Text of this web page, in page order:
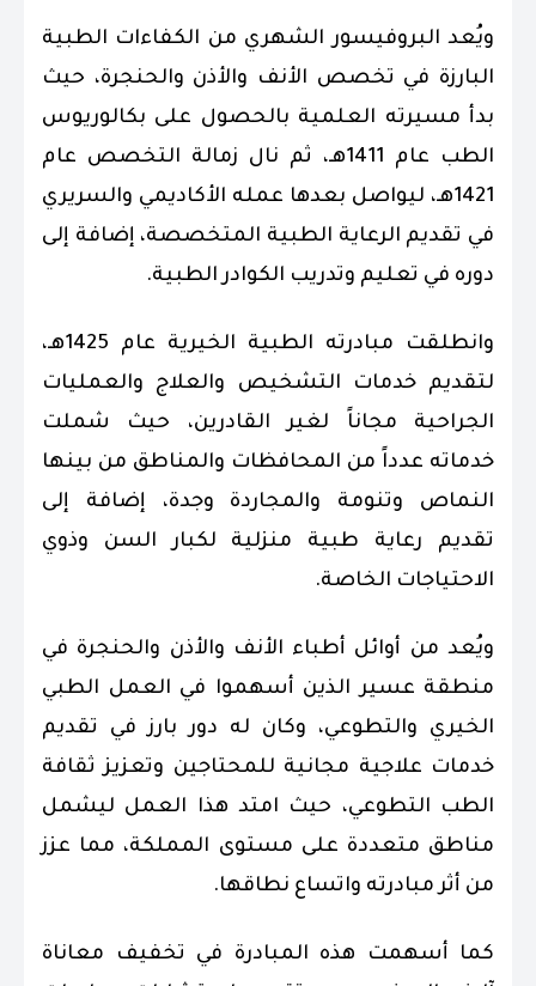
ويُعد البروفيسور الشهري من الكفاءات الطبية
البارزة في تخصص الأنف والأذن والحنجرة، حيث
بدأ مسيرته العلمية بالحصول على بكالوريوس
الطب عام 1411هـ، ثم نال زمالة التخصص عام
1421هـ، ليواصل بعدها عمله الأكاديمي والسريري
في تقديم الرعاية الطبية المتخصصة، إضافة إلى
دوره في تعليم وتدريب الكوادر الطبية.
وانطلقت مبادرته الطبية الخيرية عام 1425هـ،
لتقديم خدمات التشخيص والعلاج والعمليات
الجراحية مجاناً لغير القادرين، حيث شملت
خدماته عدداً من المحافظات والمناطق من بينها
النماص وتنومة والمجاردة وجدة، إضافة إلى
تقديم رعاية طبية منزلية لكبار السن وذوي
الاحتياجات الخاصة.
ويُعد من أوائل أطباء الأنف والأذن والحنجرة في
منطقة عسير الذين أسهموا في العمل الطبي
الخيري والتطوعي، وكان له دور بارز في تقديم
خدمات علاجية مجانية للمحتاجين وتعزيز ثقافة
الطب التطوعي، حيث امتد هذا العمل ليشمل
مناطق متعددة على مستوى المملكة، مما عزز
من أثر مبادرته واتساع نطاقها.
كما أسهمت هذه المبادرة في تخفيف معاناة